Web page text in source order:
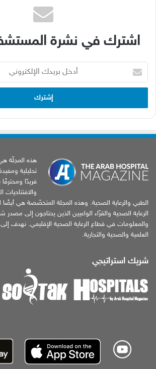
اشترك في نشرة
بريدك
الإلكتروني
هذه المجلّة
تحليلية
فريدًا ومحترفًا
والافتتاحيات
الطبي والرعاية الصحية. وهذه المجلة المتخصّصة هي
الرعاية الصحية والقرّاء الواعيين الذين يحتاجون إلى مصدر
والمعلومات في قطاع الرعاية الصحية الإقليمي. نهدف إلى
العلمية والصحية والتجارية.
شريك استراتيجي